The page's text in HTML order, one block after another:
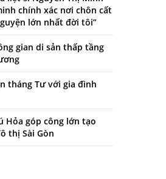
chính xác nơi chôn cất
lớn nhất đời tôi”
gian di sản thấp tầng
tháng Tư với gia đình
Hỏa góp công lớn tạo
thị Sài Gòn